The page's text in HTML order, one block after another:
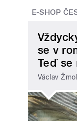
E-SHOP
se v
Teď se
Václav